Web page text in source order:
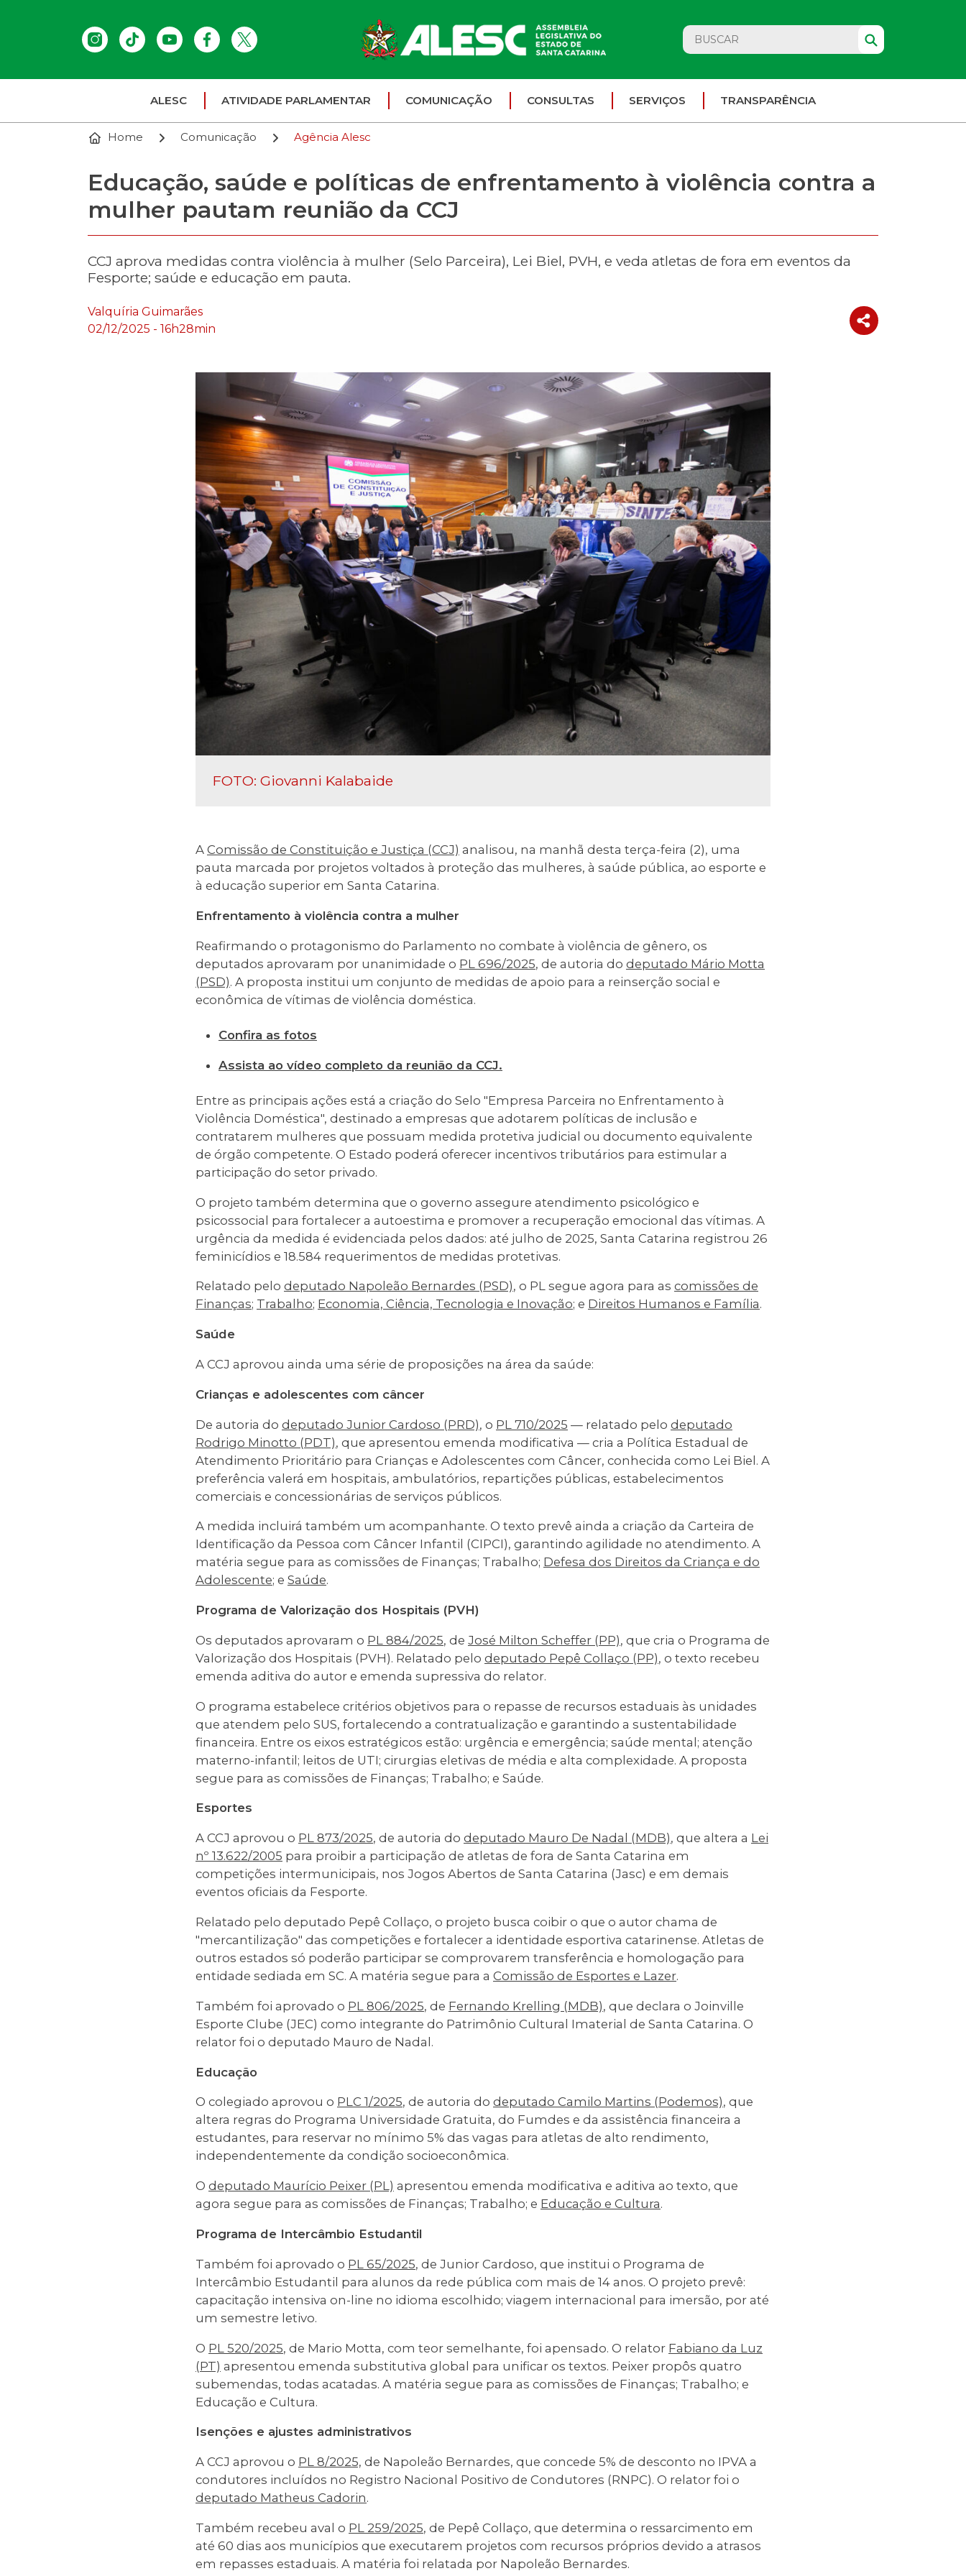
ALESC ATIVIDADE PARLAMENTAR COMUNICAÇÃO CONSULTAS SERVIÇOS TRANSPARÊNCIA
Home Comunicação Agência Alesc
Educação, saúde e políticas de enfrentamento à violência contra a
mulher pautam reunião da CCJ
CCJ aprova medidas contra violência à mulher (Selo Parceira), Lei Biel, PVH, e veda atletas de fora em eventos da
Fesporte; saúde e educação em pauta.
Valquíria Guimarães
02/12/2025 - 16h28min
FOTO: Giovanni Kalabaide
A Comissão de Constituição e Justiça (CCJ) analisou, na manhã desta terça-feira (2), uma
pauta marcada por projetos voltados à proteção das mulheres, à saúde pública, ao esporte e
à educação superior em Santa Catarina.
Enfrentamento à violência contra a mulher
Reafirmando o protagonismo do Parlamento no combate à violência de gênero, os
deputados aprovaram por unanimidade o PL 696/2025, de autoria do deputado Mário Motta
(PSD). A proposta institui um conjunto de medidas de apoio para a reinserção social e
econômica de vítimas de violência doméstica.
Confira as fotos
Assista ao vídeo completo da reunião da CCJ.
Entre as principais ações está a criação do Selo "Empresa Parceira no Enfrentamento à
Violência Doméstica", destinado a empresas que adotarem políticas de inclusão e
contratarem mulheres que possuam medida protetiva judicial ou documento equivalente
de órgão competente. O Estado poderá oferecer incentivos tributários para estimular a
participação do setor privado.
O projeto também determina que o governo assegure atendimento psicológico e
psicossocial para fortalecer a autoestima e promover a recuperação emocional das vítimas. A
urgência da medida é evidenciada pelos dados: até julho de 2025, Santa Catarina registrou 26
feminicídios e 18.584 requerimentos de medidas protetivas.
Relatado pelo deputado Napoleão Bernardes (PSD), o PL segue agora para as comissões de
Finanças; Trabalho; Economia, Ciência, Tecnologia e Inovação; e Direitos Humanos e Família.
Saúde
A CCJ aprovou ainda uma série de proposições na área da saúde:
Crianças e adolescentes com câncer
De autoria do deputado Junior Cardoso (PRD), o PL 710/2025 — relatado pelo deputado
Rodrigo Minotto (PDT), que apresentou emenda modificativa — cria a Política Estadual de
Atendimento Prioritário para Crianças e Adolescentes com Câncer, conhecida como Lei Biel. A
preferência valerá em hospitais, ambulatórios, repartições públicas, estabelecimentos
comerciais e concessionárias de serviços públicos.
A medida incluirá também um acompanhante. O texto prevê ainda a criação da Carteira de
Identificação da Pessoa com Câncer Infantil (CIPCI), garantindo agilidade no atendimento. A
matéria segue para as comissões de Finanças; Trabalho; Defesa dos Direitos da Criança e do
Adolescente; e Saúde.
Programa de Valorização dos Hospitais (PVH)
Os deputados aprovaram o PL 884/2025, de José Milton Scheffer (PP), que cria o Programa de
Valorização dos Hospitais (PVH). Relatado pelo deputado Pepê Collaço (PP), o texto recebeu
emenda aditiva do autor e emenda supressiva do relator.
O programa estabelece critérios objetivos para o repasse de recursos estaduais às unidades
que atendem pelo SUS, fortalecendo a contratualização e garantindo a sustentabilidade
financeira. Entre os eixos estratégicos estão: urgência e emergência; saúde mental; atenção
materno-infantil; leitos de UTI; cirurgias eletivas de média e alta complexidade. A proposta
segue para as comissões de Finanças; Trabalho; e Saúde.
Esportes
A CCJ aprovou o PL 873/2025, de autoria do deputado Mauro De Nadal (MDB), que altera a Lei
nº 13.622/2005 para proibir a participação de atletas de fora de Santa Catarina em
competições intermunicipais, nos Jogos Abertos de Santa Catarina (Jasc) e em demais
eventos oficiais da Fesporte.
Relatado pelo deputado Pepê Collaço, o projeto busca coibir o que o autor chama de
"mercantilização" das competições e fortalecer a identidade esportiva catarinense. Atletas de
outros estados só poderão participar se comprovarem transferência e homologação para
entidade sediada em SC. A matéria segue para a Comissão de Esportes e Lazer.
Também foi aprovado o PL 806/2025, de Fernando Krelling (MDB), que declara o Joinville
Esporte Clube (JEC) como integrante do Patrimônio Cultural Imaterial de Santa Catarina. O
relator foi o deputado Mauro de Nadal.
Educação
O colegiado aprovou o PLC 1/2025, de autoria do deputado Camilo Martins (Podemos), que
altera regras do Programa Universidade Gratuita, do Fumdes e da assistência financeira a
estudantes, para reservar no mínimo 5% das vagas para atletas de alto rendimento,
independentemente da condição socioeconômica.
O deputado Maurício Peixer (PL) apresentou emenda modificativa e aditiva ao texto, que
agora segue para as comissões de Finanças; Trabalho; e Educação e Cultura.
Programa de Intercâmbio Estudantil
Também foi aprovado o PL 65/2025, de Junior Cardoso, que institui o Programa de
Intercâmbio Estudantil para alunos da rede pública com mais de 14 anos. O projeto prevê:
capacitação intensiva on-line no idioma escolhido; viagem internacional para imersão, por até
um semestre letivo.
O PL 520/2025, de Mario Motta, com teor semelhante, foi apensado. O relator Fabiano da Luz
(PT) apresentou emenda substitutiva global para unificar os textos. Peixer propôs quatro
subemendas, todas acatadas. A matéria segue para as comissões de Finanças; Trabalho; e
Educação e Cultura.
Isenções e ajustes administrativos
A CCJ aprovou o PL 8/2025, de Napoleão Bernardes, que concede 5% de desconto no IPVA a
condutores incluídos no Registro Nacional Positivo de Condutores (RNPC). O relator foi o
deputado Matheus Cadorin.
Também recebeu aval o PL 259/2025, de Pepê Collaço, que determina o ressarcimento em
até 60 dias aos municípios que executarem projetos com recursos próprios devido a atrasos
em repasses estaduais. A matéria foi relatada por Napoleão Bernardes.